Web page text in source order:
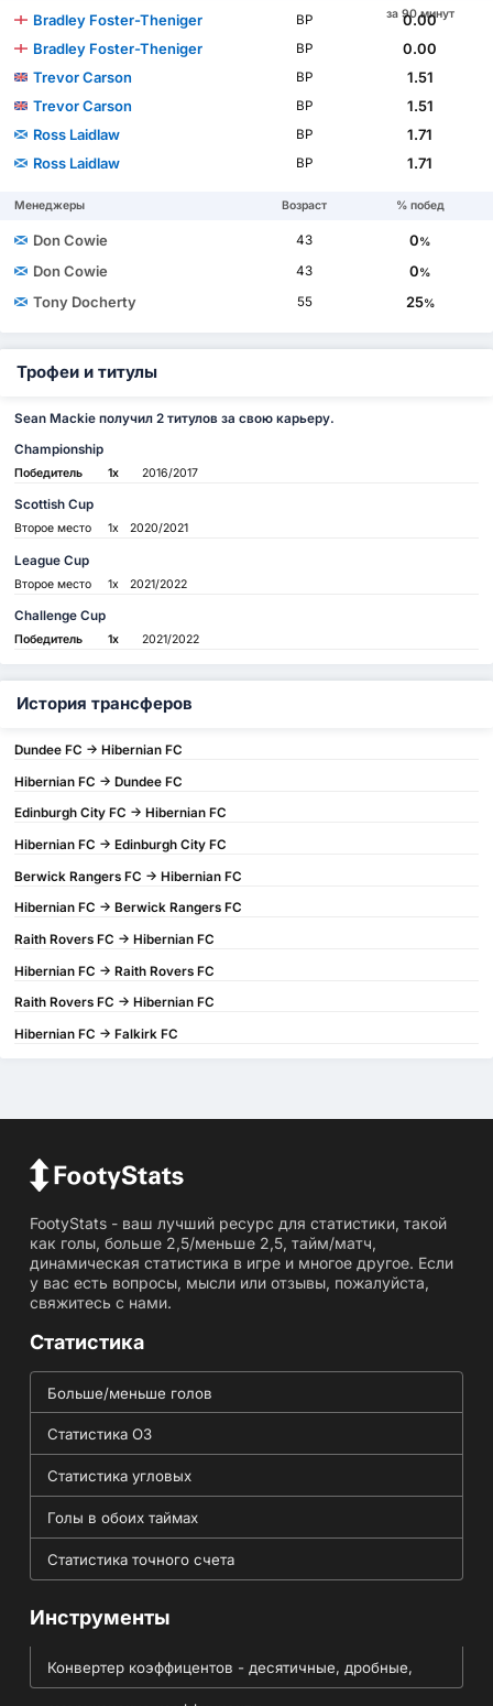
за 90 минут
Bradley Foster-Theniger ВР
0.00
Bradley Foster-Theniger
ВР
0.00
Trevor Carson
ВР
1.51
Trevor Carson
ВР
1.51
Ross Laidlaw
ВР
1.71
Ross Laidlaw
ВР 1.71
Менеджеры Возраст % побед
Don Cowie 43 0%
Don Cowie 43 0%
Tony Docherty 55 25%
Трофеи и титулы
Sean Mackie получил 2 титулов за свою карьеру.
Championship
Победитель 1x 2016/2017
Scottish Cup
Второе место 1x 2020/2021
League Cup
Второе место 1x 2021/2022
Challenge Cup
Победитель 1x 2021/2022
История трансферов
Dundee FC -> Hibernian FC
Hibernian FC -> Dundee FC
Edinburgh City FC -> Hibernian FC
Hibernian FC -> Edinburgh City FC
Berwick Rangers FC -> Hibernian FC
Hibernian FC -> Berwick Rangers FC
Raith Rovers FC -> Hibernian FC
Hibernian FC -> Raith Rovers FC
Raith Rovers FC -> Hibernian FC
Hibernian FC -> Falkirk FC
FootyStats - ваш лучший ресурс для статистики, такой
как голы, больше 2,5/меньше 2,5, тайм/матч,
динамическая статистика в игре и многое другое. Если
у вас есть вопросы, мысли или отзывы, пожалуйста,
свяжитесь с нами.
Статистика
Больше/меньше голов
Статистика ОЗ
Статистика угловых
Голы в обоих таймах
Статистика точного счета
Инструменты
Конвертер коэффицентов - десятичные, дробные,